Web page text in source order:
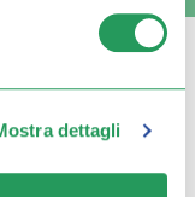
dettagli